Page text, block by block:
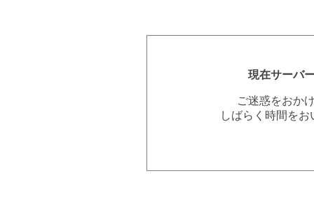
現在サーバ
ご迷惑をおか
しばらく時間を